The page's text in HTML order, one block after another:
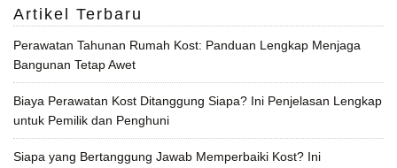
Artikel Terbaru
Perawatan Tahunan Rumah Kost: Panduan Lengkap Menjaga
Bangunan Tetap Awet
Biaya Perawatan Kost Ditanggung Siapa? Ini Penjelasan Lengkap
untuk Pemilik dan Penghuni
Siapa yang Bertanggung Jawab Memperbaiki Kost? Ini